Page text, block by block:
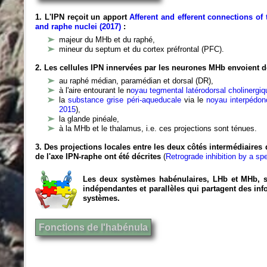
1. L'IPN reçoit un apportAfferent and efferent connections
and raphe nuclei (2017) :
majeur du MHb et du raphé,
mineur du septum et du cortex préfrontal (PFC).
2. Les cellules IPN innervées par les neurones MHb envoient
au raphé médian, paramédian et dorsal (DR),
à l'aire entourant le noyau tegmental latérodorsal
lasubstance grise péri-aqueducalevia le noyau
2015),
la glande pinéale,
à la MHb et le thalamus, i.e. ces projections sont ténues.
3. Des projections locales entre les deux côtés
de l'axe IPN-raphe ont été décrites (Retrograde inhibition by a
Les deux systèmes habénulaires, LHb et
indépendantes et parallèles qui partagent des
systèmes.
Fonctions de l'habénula